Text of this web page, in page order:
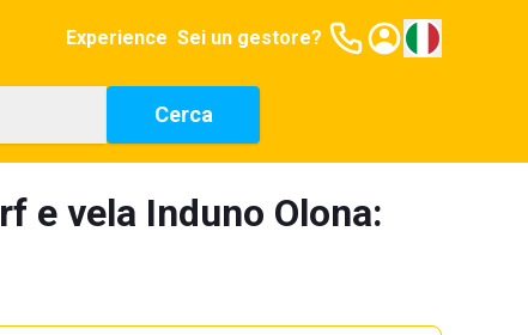
Experience Sei un gestore?
Cerca
e vela Induno Olona: